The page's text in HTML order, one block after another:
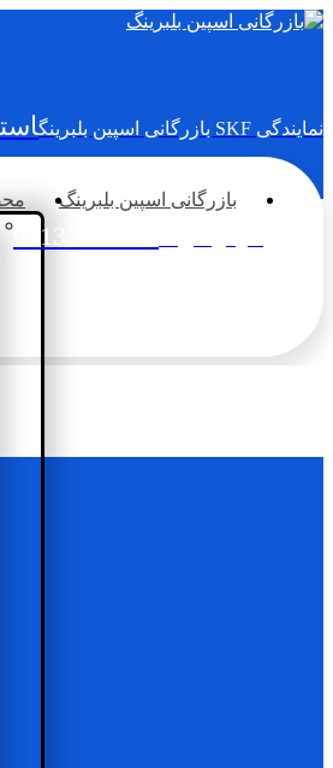
نمایندگی SKF بازرگانی اسپین بلبرینگ
02133936833
بازرگانی اسپین بلبرینگ